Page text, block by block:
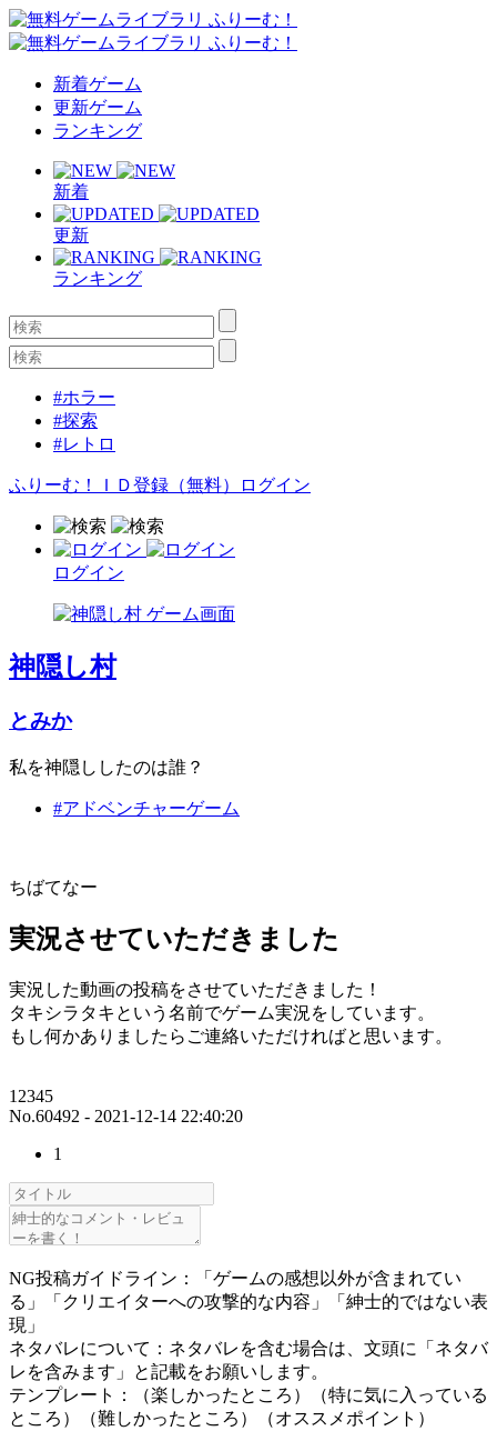
新着ゲーム
更新ゲーム
ランキング
新着
更新
ランキング
#ホラー
#探索
#レトロ
ふりーむ！ＩＤ登録（無料） ログイン
ログイン
神隠し村
とみか
私を神隠ししたのは誰？
#アドベンチャーゲーム
ちばてなー
実況させていただきました
実況した動画の投稿をさせていただきました！
タキシラタキという名前でゲーム実況をしています。
もし何かありましたらご連絡いただければと思います。
12345
No.60492 - 2021-12-14 22:40:20
1
NG投稿ガイドライン：「ゲームの感想以外が含まれてい
る」「クリエイターへの攻撃的な内容」「紳士的ではない表
現」
ネタバレについて：ネタバレを含む場合は、文頭に「ネタバ
レを含みます」と記載をお願いします。
テンプレート：（楽しかったところ）（特に気に入っている
ところ）（難しかったところ）（オススメポイント）